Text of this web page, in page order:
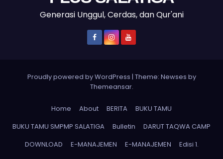
Generasi Unggul, Cerdas, dan Qur'ani
Proudly powered by WordPress | Theme: Newses by
Themeansar.
Home About BERITA
BUKU TAMU
BUKU TAMU SMPMP SALATIGA
Bulletin
DARUT TAQWA CAMP
DOWNLOAD
E-MANAJEMEN E-MANAJEMEN
Edisi 1.